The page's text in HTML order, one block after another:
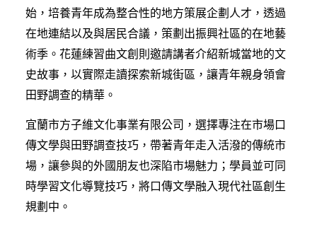
始，培養青年成為整合性的地方策展企劃人才，透過
在地連結以及與居民合議，策劃出振興社區的在地藝
術季。花蓮練習曲文創則邀請講者介紹新城當地的文
史故事，以實際走讀探索新城街區，讓青年親身領會
田野調查的精華。
宜蘭市方子維文化事業有限公司，選擇專注在市場口
傳文學與田野調查技巧，帶著青年走入活潑的傳統市
場，讓參與的外國朋友也深陷市場魅力；學員並可同
時學習文化導覽技巧，將口傳文學融入現代社區創生
規劃中。